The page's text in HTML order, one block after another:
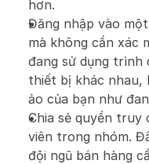
hơn.
Đăng nhập vào
mà không cần xác
đang sử dụng trình
thiết bị khác nhau,
ảo của bạn như
Chia sẻ quyền truy
viên trong nhóm.
đội ngũ bán hàng